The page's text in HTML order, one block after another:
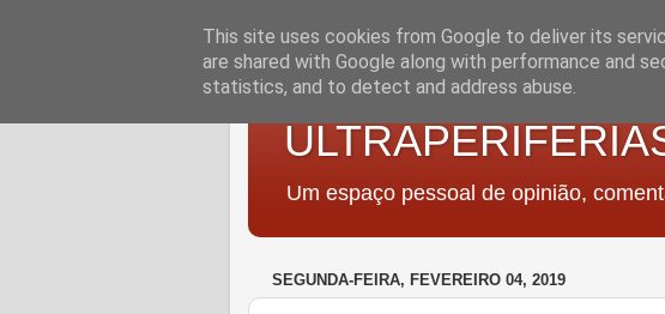
Um espaço pessoal de opinião,
SEGUNDA-FEIRA, FEVEREIRO 04, 2019
This site uses cookies from Google to deliver its
are shared with Google along with performance and
statistics, and to detect and address abuse.